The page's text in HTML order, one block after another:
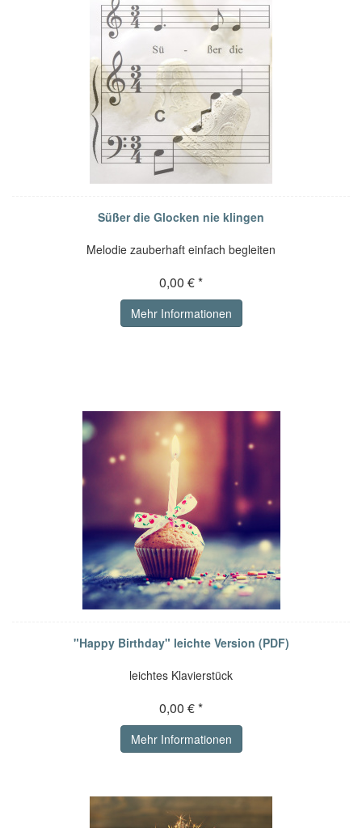
Süßer die Glocken nie klingen
Melodie zauberhaft einfach begleiten
0,00 € *
Mehr Informationen
"Happy Birthday" leichte Version (PDF)
leichtes Klavierstück
0,00 € *
Mehr Informationen